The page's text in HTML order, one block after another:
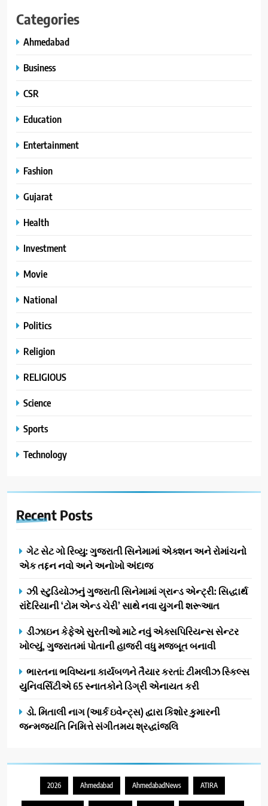
Categories
Ahmedabad
Business
CSR
Education
Entertainment
Fashion
Gujarat
Health
Investment
Movie
National
Politics
Religion
RELIGIOUS
Science
Sports
Technology
Recent Posts
ગેટ સેટ ગો રિવ્યુ: ગુજરાતી સિનેમામાં એક્શન અને રોમાંચનો
એક તદ્દન નવો અને અનોખો અંદાજ
ઝી સ્ટુડિયોઝનું ગુજરાતી સિનેમામાં ગ્રાન્ડ એન્ટ્રી: સિદ્ધાર્થ
રાંદેરિયાની ‘ટોમ એન્ડ ચેરી’ સાથે નવા યુગની શરૂઆત
ડીઝાઇન કેફેએ સુરતીઓ માટે નવું એક્સપિરિયન્સ સેન્ટર
ખોલ્યું, ગુજરાતમાં પોતાની હાજરી વધુ મજબૂત બનાવી
ભારતના ભવિષ્યના કાર્યબળને તૈયાર કરતાં: ટીમલીઝ સ્કિલ્સ
યુનિવર્સિટીએ 65 સ્નાતકોને ડિગ્રી એનાયત કરી
ડો. મિતાલી નાગ (આર્ક ઇવેન્ટ્સ) દ્વારા કિશોર કુમારની
જન્મજયંતિ નિમિત્તે સંગીતમય શ્રદ્ધાંજલિ
2026 Ahmedabad AhmedabadNews ATIRA